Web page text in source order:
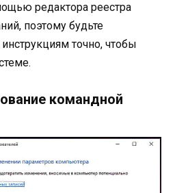
редактора реестра
поэтому будьте
точно, чтобы
командной